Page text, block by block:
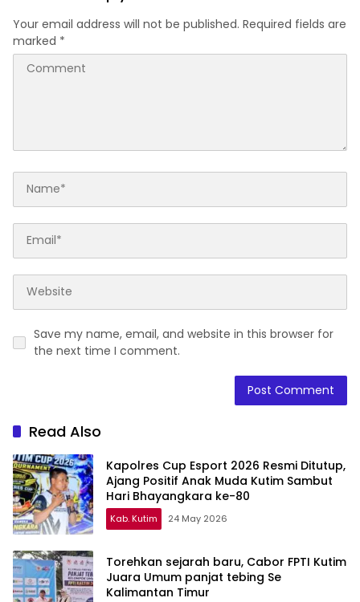
Your email address will not be published. Required fields are
marked *
Save my name, email, and website in this browser for
the next time I comment.
Read Also
Kapolres Cup Esport 2026 Resmi Ditutup,
Ajang Positif Anak Muda Kutim Sambut
Hari Bhayangkara ke-80
Kab. Kutim 24 May 2026
Torehkan sejarah baru, Cabor FPTI Kutim
Juara Umum panjat tebing Se
Kalimantan Timur